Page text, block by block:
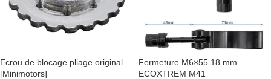
Ecrou de blocage pliage original
[Minimotors]
Fermeture M6×55 18 mm
ECOXTREM M41